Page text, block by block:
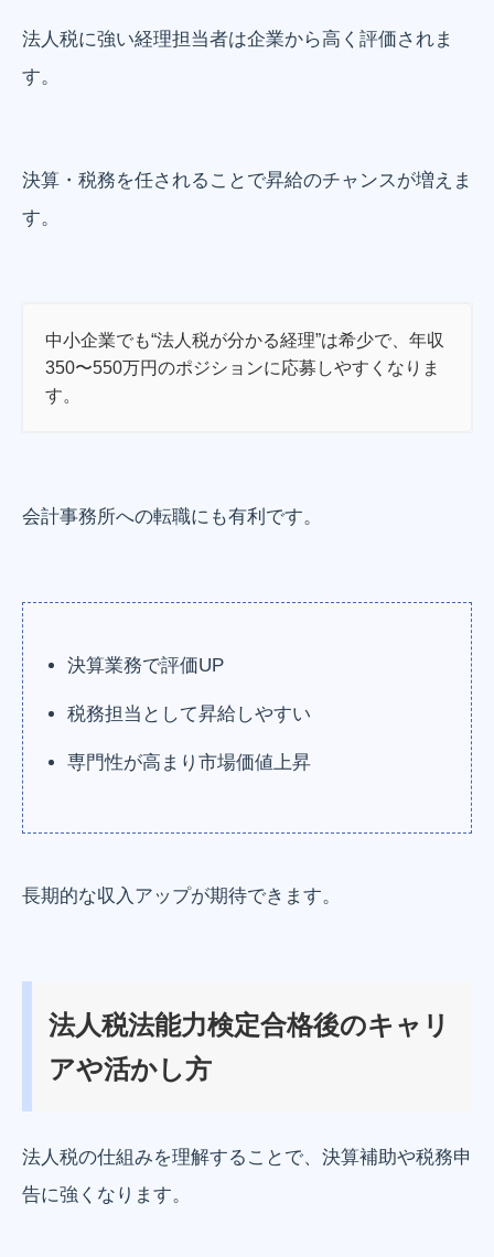
法人税に強い経理担当者は企業から高く評価されま
す。
決算・税務を任されることで昇給のチャンスが増えま
す。
中小企業でも“法人税が分かる経理”は希少で、年収
350〜550万円のポジションに応募しやすくなりま
す。
会計事務所への転職にも有利です。
決算業務で評価UP
税務担当として昇給しやすい
専門性が高まり市場価値上昇
長期的な収入アップが期待できます。
法人税法能力検定合格後のキャリ
アや活かし方
法人税の仕組みを理解することで、決算補助や税務申
告に強くなります。